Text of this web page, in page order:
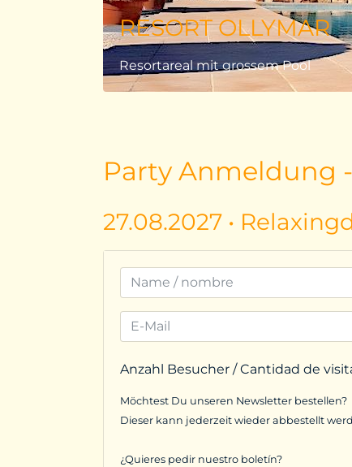
RESORT OLLYMAR
Resortareal mit grossem Pool
Party Anmeldung
27.08.2027 •
Anzahl Besucher / Cantidad de
Möchtest Du unseren Newsletter bestellen?
Dieser kann jederzeit wieder abbestellt
¿Quieres pedir nuestro boletín?